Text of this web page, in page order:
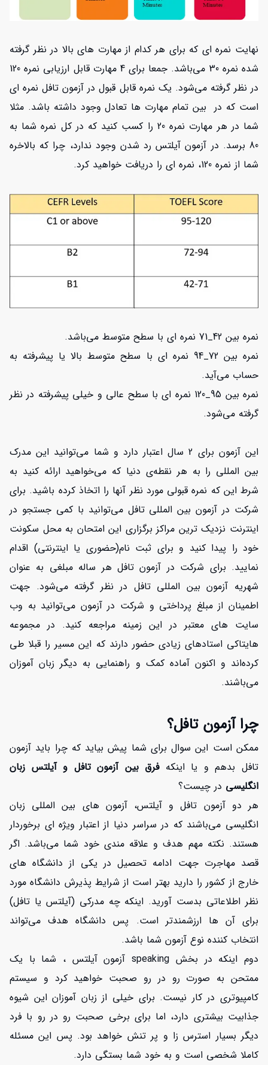
نهایت نمره ای که برای هر کدام از مهارت های بالا در نظر گرفته
شده نمره 30 می‌باشد. جمعا برای 4 مهارت قابل ارزیابی نمره 120
در نظر گرفته می‌شود. یک نمره قابل قبول در آزمون تافل نمره ای
است که در بین تمام مهارت ها تعادل وجود داشته باشد. مثلا
شما در هر مهارت نمره 20 را کسب کنید که در کل نمره شما به
80 برسد. در آزمون آیلتس رد شدن وجود ندارد، چرا که بالاخره
شما از نمره 120، نمره ای را دریافت خواهید کرد.
نمره بین 42_71 نمره ای با سطح متوسط می‌باشد.
نمره بین 72_94 نمره ای با سطح متوسط بالا یا پیشرفته به
حساب می‌آید.
نمره بین 95_120 نمره ای با سطح عالی و خیلی پیشرفته در نظر
گرفته می‌شود.
این آزمون برای 2 سال اعتبار دارد و شما می‌توانید این مدرک
بین المللی را به هر نقطه‌ی دنیا که می‌خواهید ارائه کنید به
شرط این که نمره قبولی مورد نظر آنها را اتخاذ کرده باشید. برای
شرکت در آزمون بین المللی تافل می‌توانید با کمی جستجو در
اینترنت نزدیک ترین مراکز برگزاری این امتحان به محل سکونت
خود را پیدا کنید و برای ثبت نام(حضوری یا اینترنتی) اقدام
نمایید. برای شرکت در آزمون تافل هر ساله مبلغی به عنوان
شهریه آزمون بین المللی تافل در نظر گرفته می‌شود. جهت
اطمینان از مبلغ پرداختی و شرکت در آزمون می‌توانید به وب
سایت های معتبر در این زمینه مراجعه کنید. در مجموعه
هایتاکی استادهای زیادی حضور دارند که این مسیر را قبلا طی
کرده‌اند و اکنون آماده کمک و راهنمایی به دیگر زبان آموزان
می‌باشند.
چرا آزمون تافل؟
ممکن است این سوال برای شما پیش بیاید که چرا باید آزمون
تافل بدهم و یا اینکهفرق بین آزمون تافل و آیلتس زبان
انگلیسی در چیست؟
هر دو آزمون تافل و آیلتس، آزمون های بین المللی زبان
انگلیسی می‌باشند که در سراسر دنیا از اعتبار ویژه ای برخوردار
هستند. نکته مهم هدف و علاقه مندی خود شما می‌باشد. اگر
قصد مهاجرت جهت ادامه تحصیل در یکی از دانشگاه های
خارج از کشور را دارید بهتر است از شرایط پذیرش دانشگاه مورد
نظر اطلاعاتی بدست آورید. اینکه چه مدرکی (آیلتس یا تافل)
برای آن ها ارزشمندتر است. پس دانشگاه هدف می‌تواند
انتخاب کننده نوع آزمون شما باشد.
دوم اینکه در بخش speaking آزمون آیلتس ، شما با یک
ممتحن به صورت رو در رو صحبت خواهید کرد و سیستم
کامپیوتری در کار نیست. برای خیلی از زبان آموزان این شیوه
جذابیت بیشتری دارد، اما برای برخی صحبت رو در رو با فرد
دیگر بسیار استرس زا و پر تنش خواهد بود. پس این مسئله
کاملا شخصی است و به خود شما بستگی دارد.